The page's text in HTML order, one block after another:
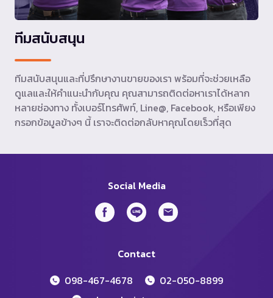
ทีมสนับสนุน
ทีมสนับสนุนและที่ปรึกษางานขายของเรา พร้อมที่จะช่วยเหลือ
ดูแลและให้คำแนะนำกับคุณ คุณสามารถติดต่อหาเราได้หลาก
หลายช่องทาง ทั้งเบอร์โทรศัพท์, Line@, Facebook, หรือเพียง
กรอกข้อมูลข้างๆ นี้ เราจะติดต่อกลับหาคุณโดยเร็วที่สุด
Social Media
Contact
098-467-4678
02-050-8899